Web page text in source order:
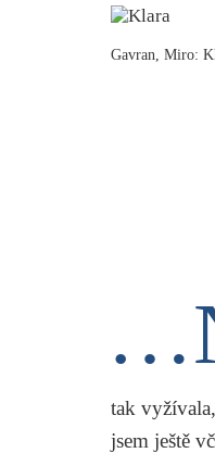
Gavran, Miro:
tak
jsem ještě